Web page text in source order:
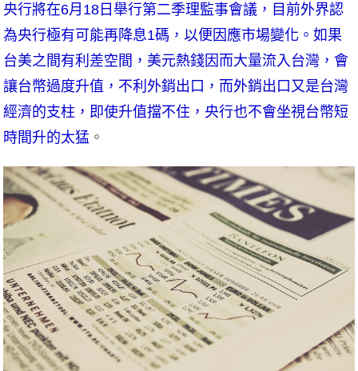
央行將在6月18日舉行第二季理監事會議，目前外界認
為央行極有可能再降息1碼，以便因應市場變化。如果
台美之間有利差空間，美元熱錢因而大量流入台灣，會
讓台幣過度升值，不利外銷出口，而外銷出口又是台灣
經濟的支柱，即使升值擋不住，央行也不會坐視台幣短
時間升的太猛 。